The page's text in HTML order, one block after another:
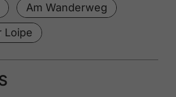
Am Wanderweg
Loipe